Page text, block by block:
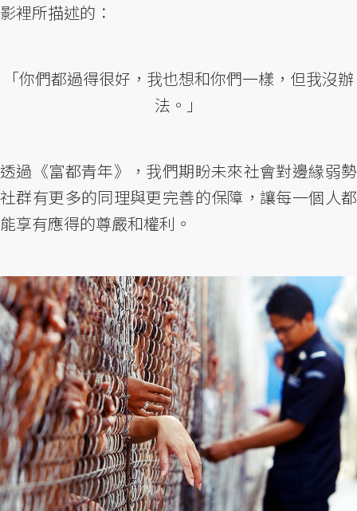
影裡所描述的：
「你們都過得很好，我也想和你們一樣，但我沒辦
法。」
透過《富都青年》，我們期盼未來社會對邊緣弱勢
社群有更多的同理與更完善的保障，讓每一個人都
能享有應得的尊嚴和權利。